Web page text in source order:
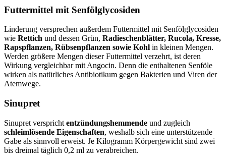
Futtermittel mit Senfölglycosiden
Linderung versprechen außerdem Futtermittel mit Senfölglycosiden
wie Rettich und dessen Grün, Radieschenblätter, Rucola, Kresse,
Rapspflanzen, Rübsenpflanzen sowie Kohl in kleinen Mengen.
Werden größere Mengen dieser Futtermittel verzehrt, ist deren
Wirkung vergleichbar mit Angocin. Denn die enthaltenen Senföle
wirken als natürliches Antibiotikum gegen Bakterien und Viren der
Atemwege.
Sinupret
Sinupret verspricht entzündungshemmende und zugleich
schleimlösende Eigenschaften, weshalb sich eine unterstützende
Gabe als sinnvoll erweist. Je Kilogramm Körpergewicht sind zwei
bis dreimal täglich 0,2 ml zu verabreichen.